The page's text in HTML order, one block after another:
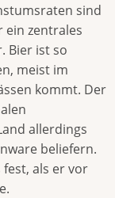
sind
ein zentrales
Bier ist so
meist im
kommt. Der
allerdings
beliefern.
fest, als er vor